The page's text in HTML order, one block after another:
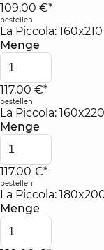
109,00 €*
bestellen
La Piccola:
Menge
117,00 €*
bestellen
La Piccola:
Menge
117,00 €*
bestellen
La Piccola:
Menge